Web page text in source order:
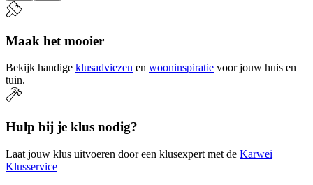
Maak het mooier
Bekijk handige klusadviezen en wooninspiratie voor jouw huis en
tuin.
Hulp bij je klus nodig?
Laat jouw klus uitvoeren door een klusexpert met de Karwei
Klusservice